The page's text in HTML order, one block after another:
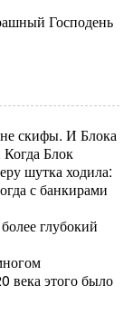
Господень
скифы. И Блока
Блок
шутка ходила:
с банкирами
глубокий
века этого было